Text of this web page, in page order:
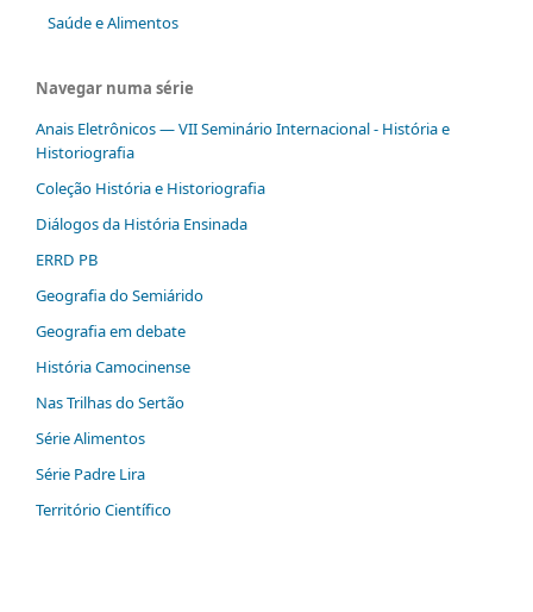
Saúde e Alimentos
Navegar numa série
Anais Eletrônicos — VII Seminário Internacional - História e
Historiografia
Coleção História e Historiografia
Diálogos da História Ensinada
ERRD PB
Geografia do Semiárido
Geografia em debate
História Camocinense
Nas Trilhas do Sertão
Série Alimentos
Série Padre Lira
Território Científico